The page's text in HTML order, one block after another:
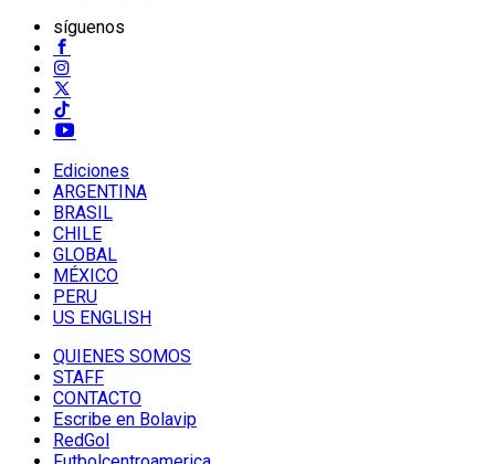
síguenos
Ediciones
ARGENTINA
BRASIL
CHILE
GLOBAL
MÉXICO
PERU
US ENGLISH
QUIENES SOMOS
STAFF
CONTACTO
Escribe en Bolavip
RedGol